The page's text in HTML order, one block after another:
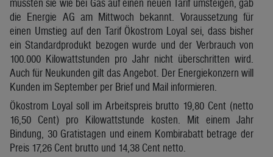
die Energie AG am Mittwoch bekannt. Voraussetzung für
einen Umstieg auf den Tarif Ökostrom Loyal sei, dass bisher
ein Standardprodukt bezogen wurde und der Verbrauch von
100.000 Kilowattstunden pro Jahr nicht überschritten wird.
Auch für Neukunden gilt das Angebot. Der Energiekonzern will
Kunden im September per Brief und Mail informieren.
Ökostrom Loyal soll im Arbeitspreis brutto 19,80 Cent (netto
16,50 Cent) pro Kilowattstunde kosten. Mit einem Jahr
Bindung, 30 Gratistagen und einem Kombirabatt betrage der
Preis 17,26 Cent brutto und 14,38 Cent netto.